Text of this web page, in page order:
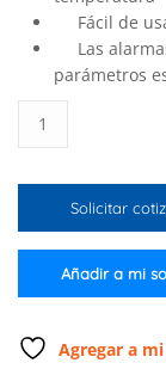
Fácil de
Las
parámetros
marino
pH,
salinidad
temperatura,
115
cantidad
Solicitar
Añadir a mi
Agregar a